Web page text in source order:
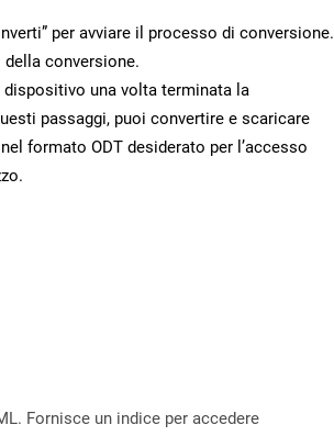
per avviare il processo di conversione.
conversione.
una volta terminata la
passaggi, puoi convertire e scaricare
formato ODT desiderato per l’accesso
Fornisce un indice per accedere